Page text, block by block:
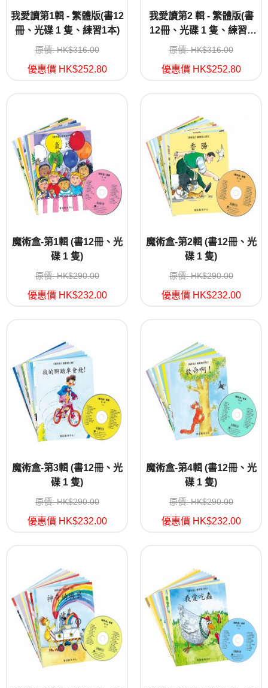
我愛讀第1輯 - 繁體版(書12
冊、光碟 1 隻、練習1本)
原價: HK$316.00
優惠價 HK$252.80
我愛讀第2 輯 - 繁體版(書
12冊、光碟 1 隻、練習1
本)
原價: HK$316.00
優惠價 HK$252.80
魔術盒-第1輯 (書12冊、光
碟 1 隻)
原價: HK$290.00
優惠價 HK$232.00
魔術盒-第2輯 (書12冊、光
碟 1 隻)
原價: HK$290.00
優惠價 HK$232.00
魔術盒-第3輯 (書12冊、光
碟 1 隻)
原價: HK$290.00
優惠價 HK$232.00
魔術盒-第4輯 (書12冊、光
碟 1 隻)
原價: HK$290.00
優惠價 HK$232.00